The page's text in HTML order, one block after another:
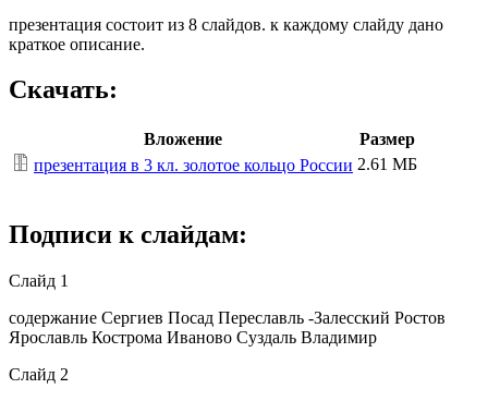
презентация состоит из 8 слайдов. к каждому слайду дано
краткое описание.
Скачать:
Вложение
Размер
презентация в 3 кл. золотое кольцо России 2.61 МБ
Подписи к слайдам:
Слайд 1
содержание Сергиев Посад Переславль -Залесский Ростов
Ярославль Кострома Иваново Суздаль Владимир
Слайд 2